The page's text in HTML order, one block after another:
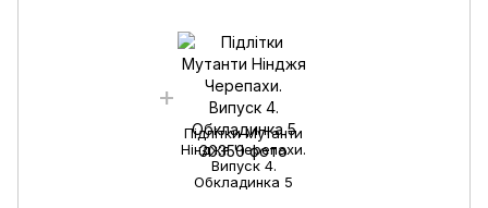
Підлітки Мутанти
Нінджя Черепахи.
Випуск 4.
Обкладинка 5